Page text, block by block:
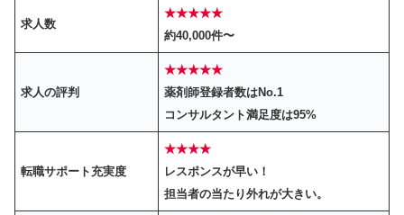
求人数
★★★★★
約40,000件〜
求人の評判
★★★★★
薬剤師登録者数はNo.1
コンサルタント満足度は95%
転職サポート充実度
★★★★
レスポンスが早い！
担当者の当たり外れが大きい。